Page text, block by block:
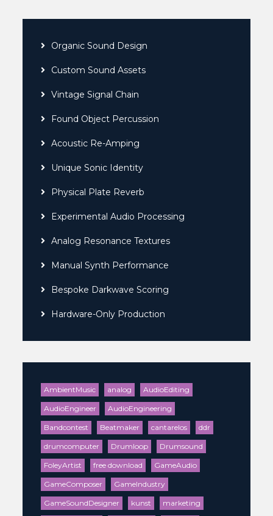
Organic Sound Design
Custom Sound Assets
Vintage Signal Chain
Found Object Percussion
Acoustic Re-Amping
Unique Sonic Identity
Physical Plate Reverb
Experimental Audio Processing
Analog Resonance Textures
Manual Synth Performance
Bespoke Darkwave Scoring
Hardware-Only Production
AmbientMusic analog AudioEditing
AudioEngineer AudioEngineering
Bandcontest Beatmaker cantarelos ddr
drumcomputer Drumloop Drumsound
FoleyArtist free download GameAudio
GameComposer GameIndustry
GameSoundDesigner kunst marketing